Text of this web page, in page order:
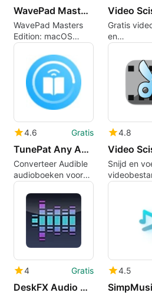
WavePad Masters Edition
WavePad Masters
Edition: macOS
audio-editor voor
gedetailleerd
geluidswerk
Video
Gratis
en
op Mac
4.6 Gratis
TunePat Any Audiobook Converter
Converteer Audible
audioboeken voor
elk apparaat met
snelle verliesloze
uitvoer
4.8
Snijd en
eenvoudig,
4 Gratis
DeskFX Audio Enhancer Software for Mac
4.5